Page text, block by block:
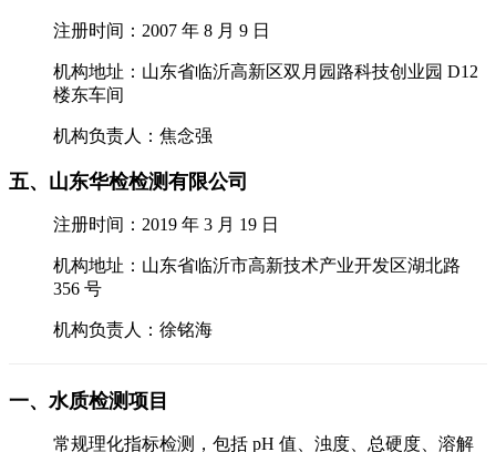
注册时间：2007 年 8 月 9 日
机构地址：山东省临沂高新区双月园路科技创业园 D12
楼东车间
机构负责人：焦念强
五、山东华检检测有限公司
注册时间：2019 年 3 月 19 日
机构地址：山东省临沂市高新技术产业开发区湖北路
356 号
机构负责人：徐铭海
一、水质检测项目
常规理化指标检测，包括 pH 值、浊度、总硬度、溶解